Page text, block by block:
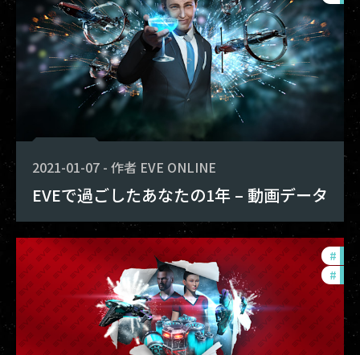
2021-01-07 - 作者 EVE ONLINE
EVEで過ごしたあなたの1年 – 動画データ
#
#